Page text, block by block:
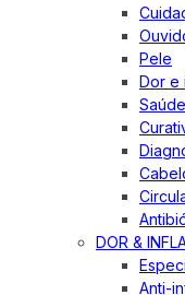
Pele
Dor e
DOR &
Anti-